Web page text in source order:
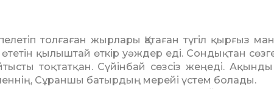
толғаған жырлары Қатаған түгіл қырғыз
қылыштай өткір уәж­дер еді. Сондықтан
тоқтатқан. Сүйінбай сөз­сіз жеңеді.
Сұраншы батырдың ме­рейі үстем болады.